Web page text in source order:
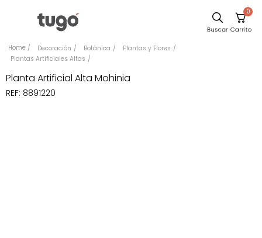
0
Decoración Botánica
Plantas y Flores
Plantas Artificiales Altas
Planta Artificial Alta Mohinia
REF: 8891220
Comedor
Silla